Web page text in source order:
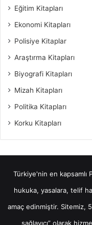
Eğitim Kitapları
Ekonomi Kitapları
Polisiye Kitaplar
Araştırma Kitapları
Biyografi Kitapları
Mizah Kitapları
Politika Kitapları
Korku Kitapları
Türkiye'nin en kapsamlı
hukuka, yasalara, telif
amaç edinmiştir. Sitemiz,
sağlayıcı” olarak